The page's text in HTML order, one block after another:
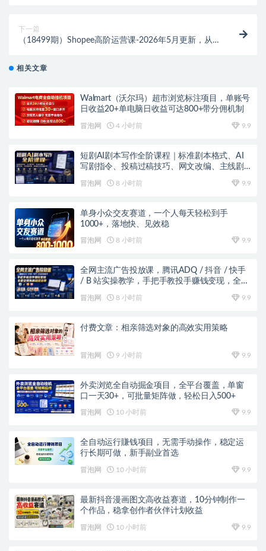
下一篇
（18499期）Shopee高阶运营课-2026年5月更新，从
相关文章
Walmart（沃尔玛）超市浏览标注项目，单账号
日收益20+单电脑日收益可达800+带分佣机制
冒泡网 4 小时前 9.9
短剧AI剧本写作全阶课程｜标准剧本格式、AI
写剧指令、投稿过稿技巧、网文改编、主线剧
冒泡网 8 小时前 9.9
单身小众交友赛道，一个人每天轻松到手
1000+，落地快、见效稳
冒泡网 8 小时前 9.9
全网主流广告投放课，腾讯ADQ / 抖音 / 快手
/ B 站实操教学，手把手教投手赚钱变现，全套
冒泡网 8 小时前 9.9
付费文章：相亲筛选对象的高效实用策略
冒泡网 9 小时前 9.9
外卖浏览全自动掘金项目，全平台覆盖，单窗
口一天30+，可批量矩阵做，轻松日入500+
冒泡网 10 小时前 9.9
全自动运行賺钱项目，无需手动操作，稳定运
行长期可做，新手副业首选
冒泡网 10 小时前 9.9
最新抖音漫画图文高收益赛道，10分钟制作一
个作品，稳拿创作者伙伴计划收益
冒泡网 10 小时前 9.9